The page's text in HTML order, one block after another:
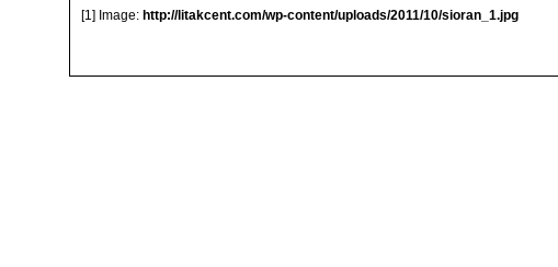
[1] Image: http://litakcent.com/wp-content/uploads/2011/10/sioran_1.jpg